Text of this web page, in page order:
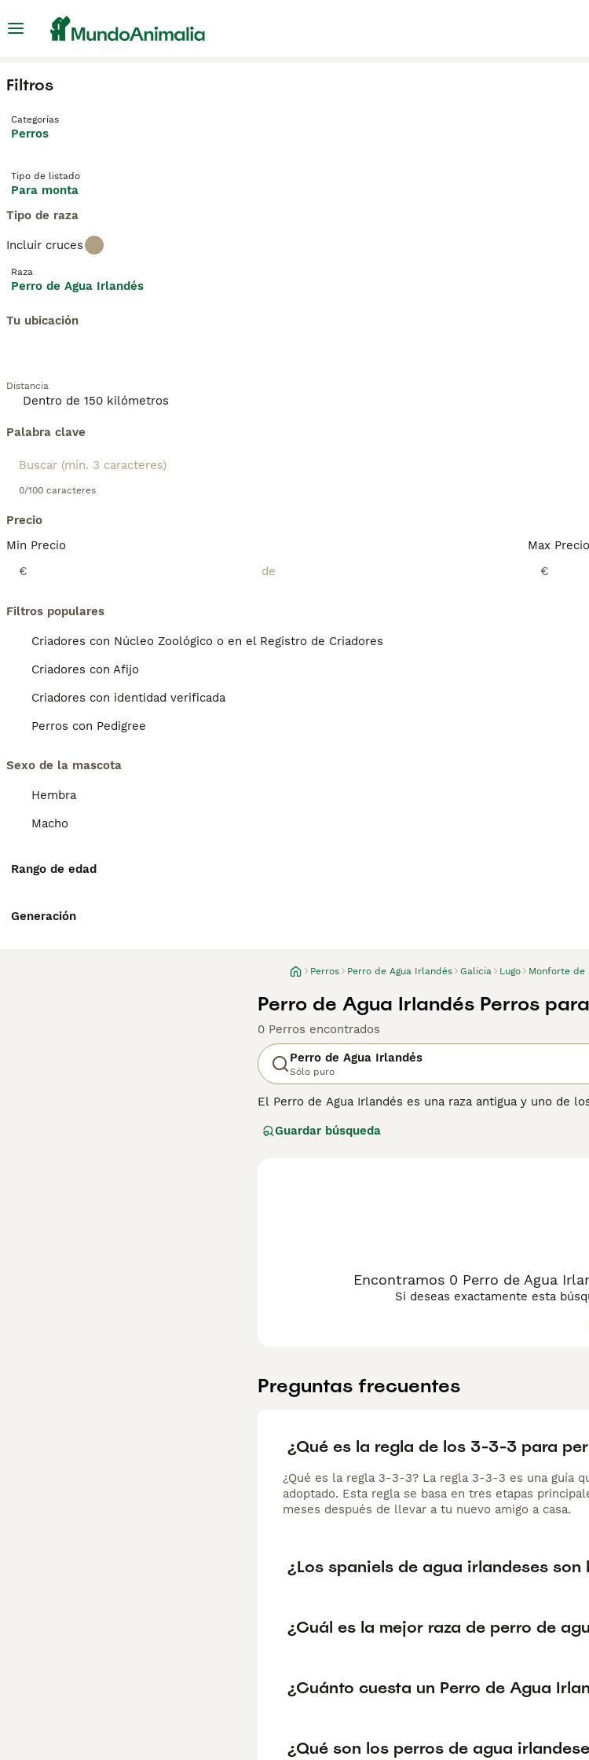
Filtros
Categorías
Perros
Tipo de listado
Para monta
Tipo de raza
Incluir cruces
Raza
Perro de Agua Irlandés
Tu ubicación
Distancia
Palabra clave
0/100 caracteres
Precio
Min Precio
€
Max Precio
€
Filtros populares
Criadores con Núcleo Zoológico o en el Registro de Criadores
Criadores con Afijo
Criadores con identidad verificada
Perros con Pedigree
Sexo de la mascota
Hembra
Macho
Rango de edad
Generación
Perros Perro de Agua Irlandés Galicia Lugo Monforte de
Perro de Agua Irlandés Perros
0 Perros encontrados
Perro de Agua Irlandés
Sólo puro
El Perro de Agua Irlandés es una raza antigua y uno de
gruesos que cubren todo el cuerpo excepto el hocico,
Guardar búsqueda
Encontramos 0 Perro de Agua
Si deseas exactamente esta
Preguntas frecuentes
¿Qué es la regla de los 3-3-3 para
¿Qué es la regla 3-3-3? La regla 3-3-3 es una guía
adoptado. Esta regla se basa en tres etapas
meses después de llevar a tu nuevo amigo a casa.
¿Los spaniels de agua irlandeses son
¿Cuál es la mejor raza de perro de
¿Cuánto cuesta un Perro de Agua
¿Qué son los perros de agua